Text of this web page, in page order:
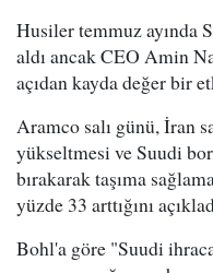
Husiler temmuz ayında
aldı ancak CEO Amin
açıdan kayda değer bir
Aramco salı günü, İran
yükseltmesi ve Suudi
bırakarak taşıma
yüzde 33 arttığını
Bohl'a göre "Suudi